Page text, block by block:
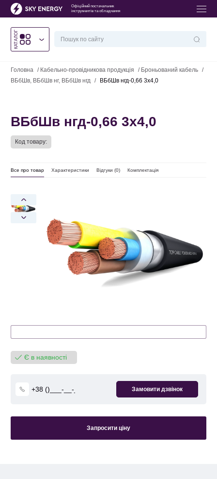
Офіційний постачальник
інструментів та обладнання
КАТАЛОГ
Головна / Кабельно-провідникова продукція / Броньований кабель /
ВБбШв, ВБбШв нг, ВБбШв нгд / ВБбШв нгд-0,66 3х4,0
ВБбШв нгд-0,66 3х4,0
Код товару:
Все про товар Характеристики Відгуки (0) Комплектація
Є в наявності
Запросити ціну